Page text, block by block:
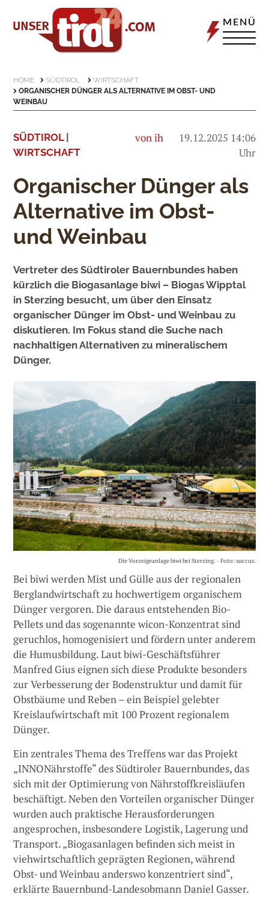
MENÜ
HOME SÜDTIROL
WIRTSCHAFT
ORGANISCHER DÜNGER ALS ALTERNATIVE IM OBST- UND
WEINBAU
SÜDTIROL|
WIRTSCHAFT
von ih
19.12.2025 14:06
Uhr
Organischer Dünger als
Alternative im Obst-
und Weinbau
Vertreter des Südtiroler Bauernbundes haben
kürzlich die Biogasanlage biwi – Biogas Wipptal
in Sterzing besucht, um über den Einsatz
organischer Dünger im Obst- und Weinbau zu
diskutieren. Im Fokus stand die Suche nach
nachhaltigen Alternativen zu mineralischem
Dünger.
Die Vorzeigeanlage biwi bei Sterzing. - Foto: succus.
Bei biwi werden Mist und Gülle aus der regionalen
Berglandwirtschaft zu hochwertigem organischem
Dünger vergoren. Die daraus entstehenden Bio-
Pellets und das sogenannte wicon-Konzentrat sind
geruchlos, homogenisiert und fördern unter anderem
die Humusbildung. Laut biwi-Geschäftsführer
Manfred Gius eignen sich diese Produkte besonders
zur Verbesserung der Bodenstruktur und damit für
Obstbäume und Reben – ein Beispiel gelebter
Kreislaufwirtschaft mit 100 Prozent regionalem
Dünger.
Ein zentrales Thema des Treffens war das Projekt
„INNONährstoffe“ des Südtiroler Bauernbundes, das
sich mit der Optimierung von Nährstoffkreisläufen
beschäftigt. Neben den Vorteilen organischer Dünger
wurden auch praktische Herausforderungen
angesprochen, insbesondere Logistik, Lagerung und
Transport. „Biogasanlagen befinden sich meist in
viehwirtschaftlich geprägten Regionen, während
Obst- und Weinbau anderswo konzentriert sind“,
erklärte Bauernbund-Landesobmann Daniel Gasser.